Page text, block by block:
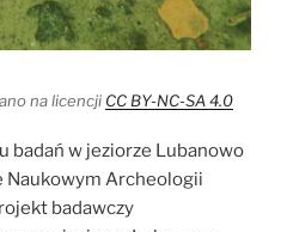
na licencji CC BY-NC-SA 4.0
badań w jeziorze Lubanowo
Naukowym Archeologii
badawczy